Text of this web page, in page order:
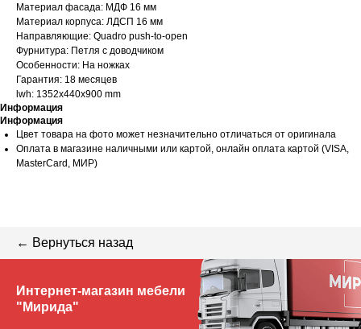
Материал фасада: МДФ 16 мм
Материал корпуса: ЛДСП 16 мм
Направляющие: Quadro push-to-open
Фурнитура: Петля с доводчиком
Особенности: На ножках
Гарантия: 18 месяцев
lwh: 1352x440x900 mm
Информация
Информация
Цвет товара на фото может незначительно отличаться от оригинала
Оплата в магазине наличными или картой, онлайн оплата картой (VISA,
MasterCard, МИР)
← Вернуться назад
Интернет-магазин мебели
"Мирида"